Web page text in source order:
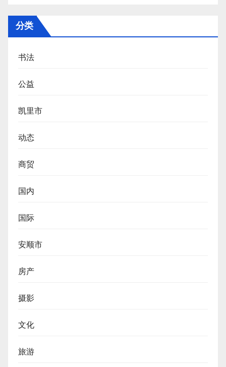
分类
书法
公益
凯里市
动态
商贸
国内
国际
安顺市
房产
摄影
文化
旅游